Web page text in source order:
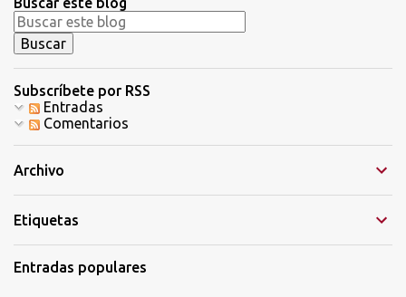
c
o
m
e
n
t
a
r
i
o
Subscríbete por RSS
Entradas
Comentarios
Archivo
Etiquetas
Entradas populares